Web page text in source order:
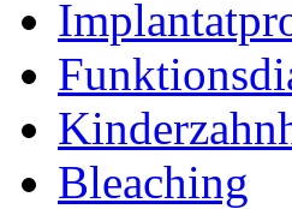
Bleaching